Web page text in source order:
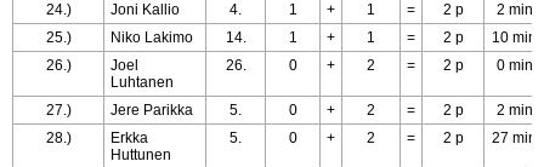
24.)
Joni Kallio 4. 1 + 1 = 2 p
2 min
25.)
Niko Lakimo 14. 1 + 1 = 2 p
10 min
26.)
Joel
Luhtanen
26. 0 + 2 = 2 p 0 min
27.) Jere Parikka 5. 0 + 2 = 2 p
2 min
28.)
Erkka
Huttunen
5. 0 + 2 = 2 p 27 min